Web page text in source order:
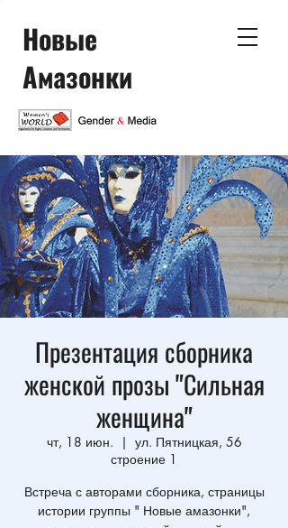
Новые
Амазонки
Презентация сборника
женской прозы "Сильная
женщина"
чт, 18 июн.
  |
ул. Пятницкая, 56
строение 1
Встреча с авторами сборника, страницы
истории группы " Новые амазонки",